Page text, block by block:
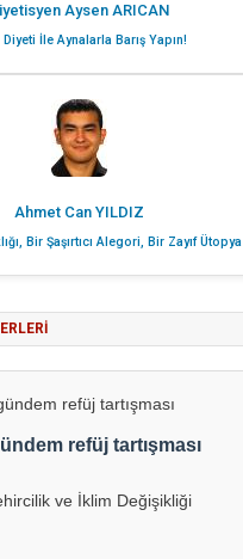
Aysen ARICAN
Diyeti İle Aynalarla Barış Yapın!
Ahmet Can YILDIZ
Bir Şaşırtıcı Alegori, Bir Zayıf Ütopya
refüj tartışması